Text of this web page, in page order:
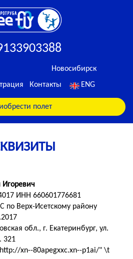
Новосибирск
Контакты ENG
полет
Игоревич
ИНН 660601776681
по Верх-Исетскому району
обл., г. Екатеринбург, ул.
321
xn--80apegxxc.xn--p1ai/" \t